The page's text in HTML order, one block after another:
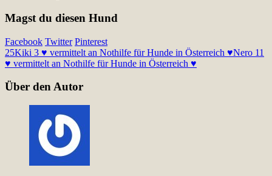
Magst du diesen Hund
Facebook Twitter Pinterest
25Kiki 3 ♥ vermittelt an Nothilfe für Hunde in Österreich ♥Nero 11
♥ vermittelt an Nothilfe für Hunde in Österreich ♥
Über den Autor